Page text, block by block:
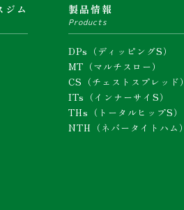
ジム 製品情報
Products
DPs（ディッピングS）
MT（マルチスロー）
CS（チェストスプレッド）
ITs（インナーサイS）
THs（トータルヒップS）
NTH（ネバータイトハム）